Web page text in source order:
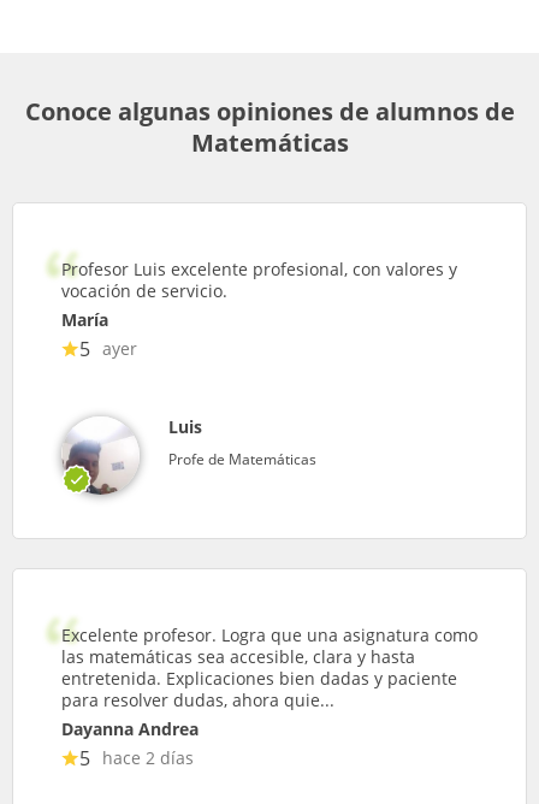
Conoce algunas opiniones de alumnos de
Matemáticas
Profesor Luis excelente profesional, con valores y
vocación de servicio.
María
5 ayer
Luis
Profe de Matemáticas
Excelente profesor. Logra que una asignatura como
las matemáticas sea accesible, clara y hasta
entretenida. Explicaciones bien dadas y paciente
para resolver dudas, ahora quie...
Dayanna Andrea
5 hace 2 días